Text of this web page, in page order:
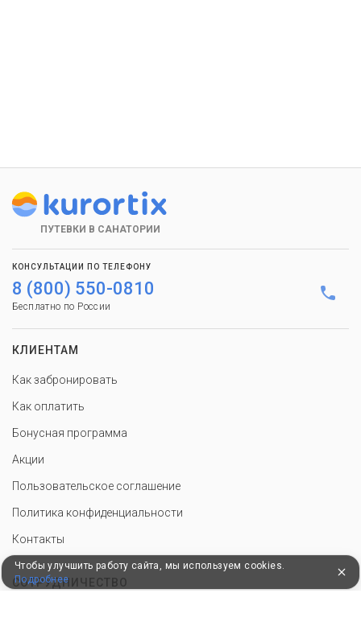
ПУТЕВКИ В САНАТОРИИ
КОНСУЛЬТАЦИИ ПО ТЕЛЕФОНУ
8 (800) 550-0810
Бесплатно по России
КЛИЕНТАМ
Как забронировать
Как оплатить
Бонусная программа
Акции
Пользовательское соглашение
Политика конфиденциальности
Контакты
СОТРУДНИЧЕСТВО
Чтобы улучшить работу сайта, мы используем cookies.
Подробнее